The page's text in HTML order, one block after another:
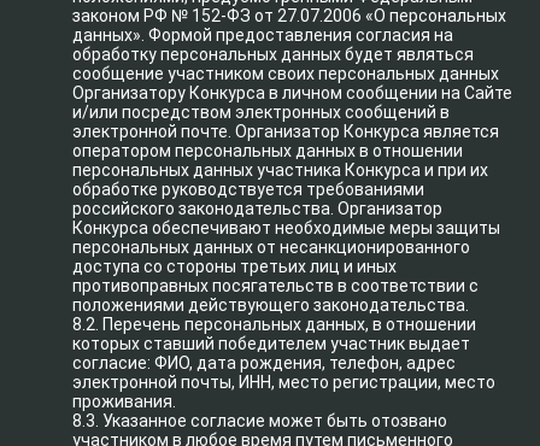
законом РФ № 152-ФЗ от 27.07.2006 «О персональных
данных». Формой предоставления согласия на
обработку персональных данных будет являться
сообщение участником своих персональных данных
Организатору Конкурса в личном сообщении на Сайте
и/или посредством электронных сообщений в
электронной почте. Организатор Конкурса является
оператором персональных данных в отношении
персональных данных участника Конкурса и при их
обработке руководствуется требованиями
российского законодательства. Организатор
Конкурса обеспечивают необходимые меры защиты
персональных данных от несанкционированного
доступа со стороны третьих лиц и иных
противоправных посягательств в соответствии с
положениями действующего законодательства.
8.2. Перечень персональных данных, в отношении
которых ставший победителем участник выдает
согласие: ФИО, дата рождения, телефон, адрес
электронной почты, ИНН, место регистрации, место
проживания.
8.3. Указанное согласие может быть отозвано
участником в любое время путем письменного